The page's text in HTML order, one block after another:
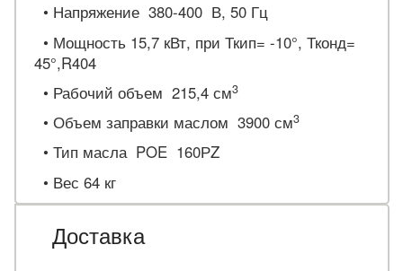
• Напряжение 380-400 В, 50 Гц
• Мощность 15,7 кВт, при Ткип= -10°, Тконд=
45°,R404
• Рабочий объем 215,4 см3
• Объем заправки маслом 3900 см3
• Тип масла POE 160РZ
• Вес 64 кг
Доставка